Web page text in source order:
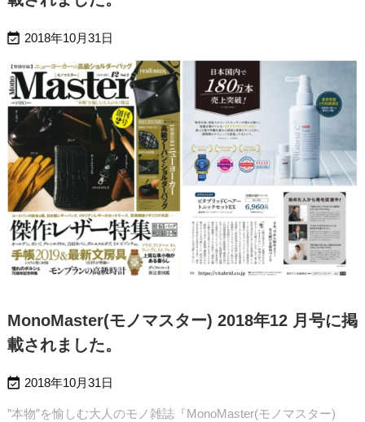
 2018年10月31日
MonoMaster(モノマスター) 2018年12 月号に掲
載されました。
 2018年10月31日
”本物”を愉しむ大人のモノ雑誌『MonoMaster(モノマスター)